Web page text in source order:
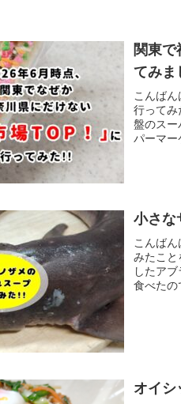
関東で
てみま
こんば
行ってみ
盤のスー
パーマー
小さな
こんば
みたこと
したア
食べたの
オイシ